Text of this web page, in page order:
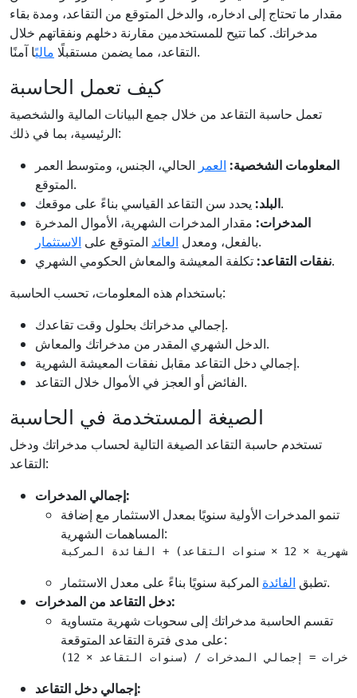
مقدار ما تحتاج إلى ادخاره، والدخل المتوقع من التقاعد، ومدة بقاء
مدخراتك. كما تتيح للمستخدمين مقارنة دخلهم ونفقاتهم خلال
التقاعد، مما يضمن مستقبلًا مالي ًا آمنًا.
كيف تعمل الحاسبة
تعمل حاسبة التقاعد من خلال جمع البيانات المالية والشخصية
الرئيسية، بما في ذلك:
المعلومات الشخصية: العمر الحالي، الجنس، ومتوسط العمر
المتوقع.
البلد:يحدد سن التقاعد القياسي بناءً على موقعك.
المدخرات: مقدار المدخرات الشهرية، الأموال المدخرة
بالفعل، ومعدل العائد المتوقع على الاستثمار
.
نفقات التقاعد:تكلفة المعيشة والمعاش الحكومي الشهري.
باستخدام هذه المعلومات، تحسب الحاسبة:
إجمالي مدخراتك بحلول وقت تقاعدك.
الدخل الشهري المقدر من مدخراتك والمعاش.
إجمالي دخل التقاعد مقابل نفقات المعيشة الشهرية.
الفائض أو العجز في الأموال خلال التقاعد.
الصيغة المستخدمة في الحاسبة
تستخدم حاسبة التقاعد الصيغة التالية لحساب مدخراتك ودخل
التقاعد:
إجمالي المدخرات:
تنمو المدخرات الأولية سنويًا بمعدل الاستثمار مع إضافة
المساهمات الشهرية:
المركبة
تطبق الفائدة
المركبة سنويًا بناءً على معدل الاستثمار.
دخل التقاعد من المدخرات:
تقسم الحاسبة مدخراتك إلى سحوبات شهرية متساوية
على مدى فترة التقاعد المتوقعة:
= إجمالي المدخرات / (سنوات التقاعد × 12)
إجمالي دخل التقاعد: